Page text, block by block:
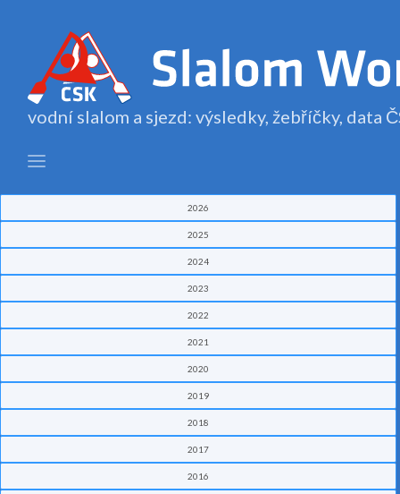
vodní slalom a sjezd: výsledky, žebříčky, data
2026
2025
2024
2023
2022
2021
2020
2019
2018
2017
2016